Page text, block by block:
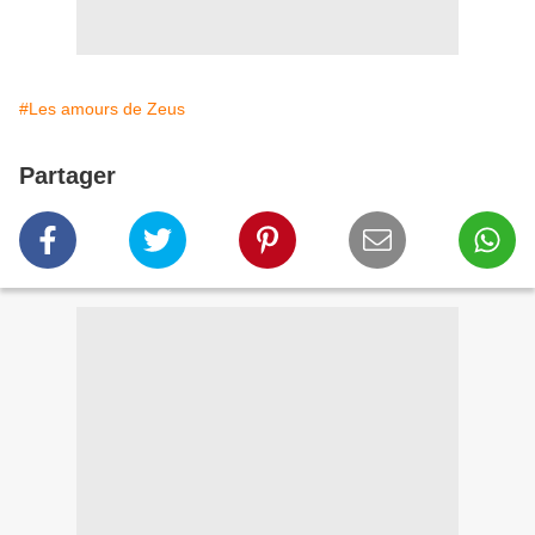
#Les amours de Zeus
Partager